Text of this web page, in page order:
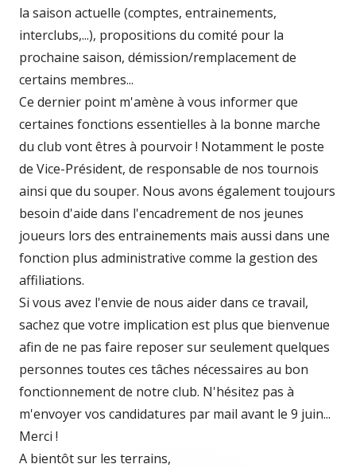
la saison actuelle (comptes, entrainements,
interclubs,...), propositions du comité pour la
prochaine saison, démission/remplacement de
certains membres...
Ce dernier point m'amène à vous informer que
certaines fonctions essentielles à la bonne marche
du club vont êtres à pourvoir ! Notamment le poste
de Vice-Président, de responsable de nos tournois
ainsi que du souper. Nous avons également toujours
besoin d'aide dans l'encadrement de nos jeunes
joueurs lors des entrainements mais aussi dans une
fonction plus administrative comme la gestion des
affiliations.
Si vous avez l'envie de nous aider dans ce travail,
sachez que votre implication est plus que bienvenue
afin de ne pas faire reposer sur seulement quelques
personnes toutes ces tâches nécessaires au bon
fonctionnement de notre club. N'hésitez pas à
m'envoyer vos candidatures par mail avant le 9 juin...
Merci !
A bientôt sur les terrains,